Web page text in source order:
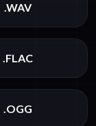
.WAV
.FLAC
.OGG